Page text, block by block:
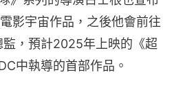
影宇宙作品，之後他會前往
，預計2025年上映的《超
中執導的首部作品。